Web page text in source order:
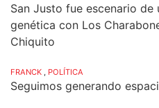
San Justo fue escenario de
genética con Los
Chiquito
FRANCK POLÍTICA
Seguimos generando